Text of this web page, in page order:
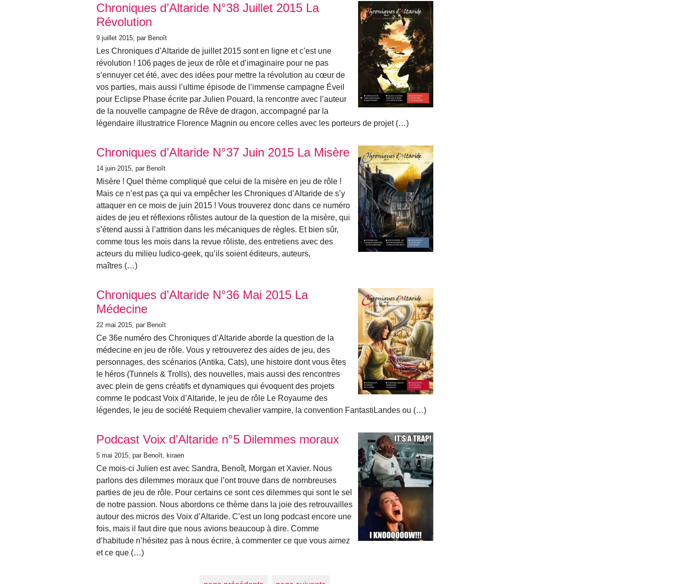
Chroniques d’Altaride N°38 Juillet 2015 La
Révolution
9 juillet 2015 , par Benoît
Les Chroniques d’Altaride de juillet 2015 sont en ligne et c’est une
révolution ! 106 pages de jeux de rôle et d’imaginaire pour ne pas
s’ennuyer cet été, avec des idées pour mettre la révolution au cœur de
vos parties, mais aussi l’ultime épisode de l’immense campagne Éveil
pour Eclipse Phase écrite par Julien Pouard, la rencontre avec l’auteur
de la nouvelle campagne de Rêve de dragon, accompagné par la
légendaire illustratrice Florence Magnin ou encore celles avec les porteurs de projet (…)
Chroniques d’Altaride N°37 Juin 2015 La Misère
14 juin 2015 , par Benoît
Misère ! Quel thème compliqué que celui de la misère en jeu de rôle !
Mais ce n’est pas ça qui va empêcher les Chroniques d’Altaride de s’y
attaquer en ce mois de juin 2015 ! Vous trouverez donc dans ce numéro
aides de jeu et réflexions rôlistes autour de la question de la misère, qui
s’étend aussi à l’attrition dans les mécaniques de règles. Et bien sûr,
comme tous les mois dans la revue rôliste, des entretiens avec des
acteurs du milieu ludico-geek, qu’ils soient éditeurs, auteurs,
maîtres (…)
Chroniques d’Altaride N°36 Mai 2015 La
Médecine
22 mai 2015 , par Benoît
Ce 36e numéro des Chroniques d’Altaride aborde la question de la
médecine en jeu de rôle. Vous y retrouverez des aides de jeu, des
personnages, des scénarios (Antika, Cats), une histoire dont vous êtes
le héros (Tunnels & Trolls), des nouvelles, mais aussi des rencontres
avec plein de gens créatifs et dynamiques qui évoquent des projets
comme le podcast Voix d’Altaride, le jeu de rôle Le Royaume des
légendes, le jeu de société Requiem chevalier vampire, la convention FantastiLandes ou (…)
Podcast Voix d’Altaride n°5 Dilemmes moraux
5 mai 2015 , par Benoît, kiraen
Ce mois-ci Julien est avec Sandra, Benoît, Morgan et Xavier. Nous
parlons des dilemmes moraux que l’ont trouve dans de nombreuses
parties de jeu de rôle. Pour certains ce sont ces dilemmes qui sont le sel
de notre passion. Nous abordons ce thème dans la joie des retrouvailles
autour des micros des Voix d’Altaride. C’est un long podcast encore une
fois, mais il faut dire que nous avions beaucoup à dire. Comme
d’habitude n’hésitez pas à nous écrire, à commenter ce que vous aimez
et ce que (…)